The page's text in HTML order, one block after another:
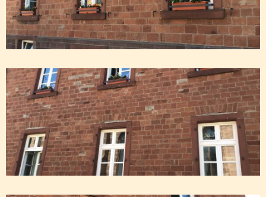
Wandertag am 24.03.2026
Die 4. Klasse war in der Wildbadmühle
Rollstuhlprojekt
Die Wölflinge in der Bäckerei Wildbadmühle
Die Drittklässler bei den Waldjugendspielen
Die Frösche zu Besuch in der Wildbadmühle